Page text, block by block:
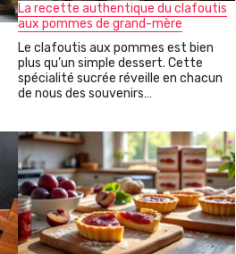
La recette authentique du clafoutis
aux pommes de grand-mère
Le clafoutis aux pommes est bien
plus qu’un simple dessert. Cette
spécialité sucrée réveille en chacun
de nous des souvenirs…